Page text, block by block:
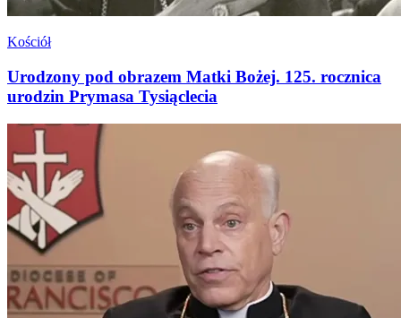
Kościół
Urodzony pod obrazem Matki Bożej. 125. rocznica
urodzin Prymasa Tysiąclecia